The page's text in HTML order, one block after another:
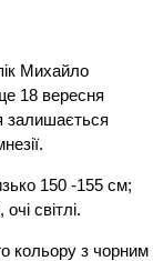
Михайло
18 вересня
залишається
150 -155 см;
світлі.
кольору з чорним